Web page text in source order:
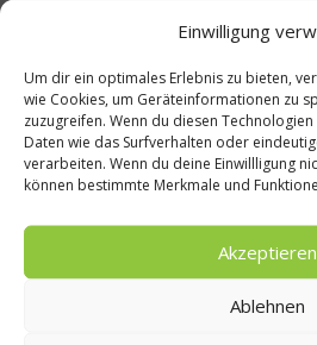
Einwilligung
Um dir ein optimales Erlebnis zu bieten,
wie Cookies, um Geräteinformationen zu
zuzugreifen. Wenn du diesen
Daten wie das Surfverhalten oder
verarbeiten. Wenn du deine Einwillligung
können bestimmte Merkmale und
Akzeptieren
Ablehnen
Getränke
für Cocktails